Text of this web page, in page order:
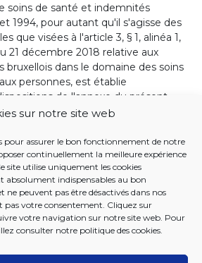
sur notre site web
pour assurer le bon fonctionnement de notre
continuellement la meilleure expérience
site utilise uniquement les cookies
absolument indispensables au bon
peuvent pas être désactivés dans nos
pas votre consentement. Cliquez sur
votre navigation sur notre site web. Pour
consulter notre politique des cookies.
soins de santé et indemnités
1994, pour autant qu'il s'agisse des
que visées à l'article 3, § 1, alinéa 1,
21 décembre 2018 relative aux
bruxellois dans le domaine des soins
personnes, est établie
de l'annexe du présent
JUSTEL
- Arrêté du Collège réuni de la
commune établissant la
à la mobilité